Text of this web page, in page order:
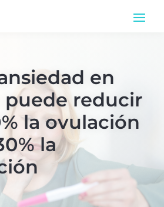
en
puede reducir
la ovulación
la